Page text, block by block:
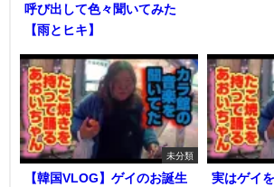
呼び出して色々聞いてみた
【雨とヒキ】
未分類
【韓国VLOG】ゲイのお誕生
実はゲイ